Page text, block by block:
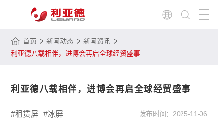
首页 新闻动态
新闻资讯
利亚德八载相伴，进博会再启全球经贸盛事
利亚德八载相伴，进博会再启全球经贸盛事
#租赁屏 #冰屏 发布时间： 2025-11-06